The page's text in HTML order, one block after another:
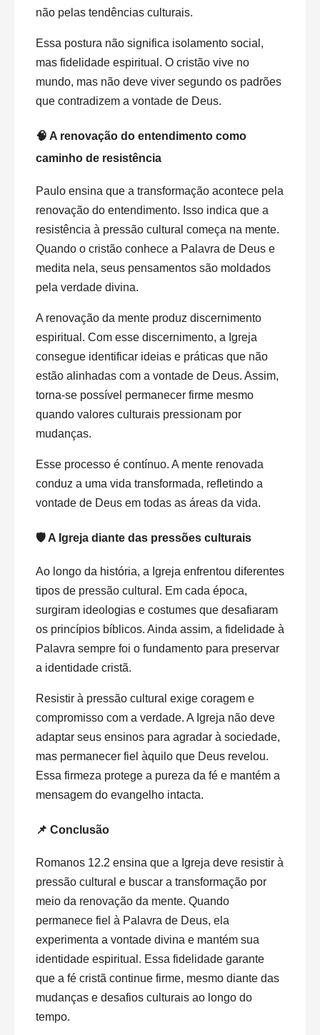
não pelas tendências culturais.
Essa postura não significa isolamento social,
mas fidelidade espiritual. O cristão vive no
mundo, mas não deve viver segundo os padrões
que contradizem a vontade de Deus.
🧠 A renovação do entendimento como
caminho de resistência
Paulo ensina que a transformação acontece pela
renovação do entendimento. Isso indica que a
resistência à pressão cultural começa na mente.
Quando o cristão conhece a Palavra de Deus e
medita nela, seus pensamentos são moldados
pela verdade divina.
A renovação da mente produz discernimento
espiritual. Com esse discernimento, a Igreja
consegue identificar ideias e práticas que não
estão alinhadas com a vontade de Deus. Assim,
torna-se possível permanecer firme mesmo
quando valores culturais pressionam por
mudanças.
Esse processo é contínuo. A mente renovada
conduz a uma vida transformada, refletindo a
vontade de Deus em todas as áreas da vida.
🛡️ A Igreja diante das pressões culturais
Ao longo da história, a Igreja enfrentou diferentes
tipos de pressão cultural. Em cada época,
surgiram ideologias e costumes que desafiaram
os princípios bíblicos. Ainda assim, a fidelidade à
Palavra sempre foi o fundamento para preservar
a identidade cristã.
Resistir à pressão cultural exige coragem e
compromisso com a verdade. A Igreja não deve
adaptar seus ensinos para agradar à sociedade,
mas permanecer fiel àquilo que Deus revelou.
Essa firmeza protege a pureza da fé e mantém a
mensagem do evangelho intacta.
📌 Conclusão
Romanos 12.2 ensina que a Igreja deve resistir à
pressão cultural e buscar a transformação por
meio da renovação da mente. Quando
permanece fiel à Palavra de Deus, ela
experimenta a vontade divina e mantém sua
identidade espiritual. Essa fidelidade garante
que a fé cristã continue firme, mesmo diante das
mudanças e desafios culturais ao longo do
tempo.